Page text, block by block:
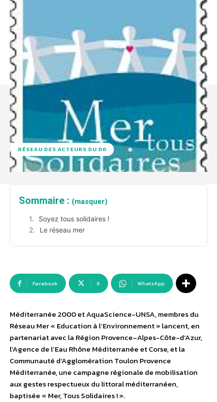
RÉSEAU DES ACTEURS DU DD
Sommaire : (masquer)
Soyez tous solidaires !
Le réseau mer
Facebook X WhatsApp
Méditerranée 2000 et AquaScience-UNSA, membres du
Réseau Mer « Education à l’Environnement » lancent, en
partenariat avec la Région Provence–Alpes-Côte-d’Azur,
l’Agence de l’Eau Rhône Méditerranée et Corse, et la
Communauté d’Agglomération Toulon Provence
Méditerranée, une campagne régionale de mobilisation
aux gestes respectueux du littoral méditerranéen,
baptisée « Mer, Tous Solidaires ! ».